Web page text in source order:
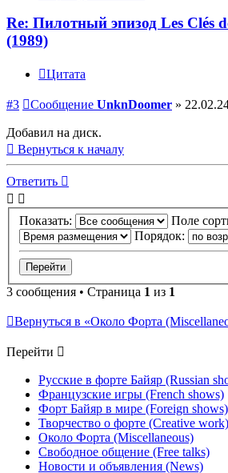
Re: Пилотный эпизод Les Clés
(1989)
Цитата
#3 Сообщение UnknDoomer »
Добавил на диск.
Вернуться к началу
Ответить
Показать:
Поле
Порядок:
3 сообщения • Страница 1 из 1
Вернуться в «Около Форта
Перейти
Русские в форте Байяр (Russian
Французские игры (French shows)
Форт Байяр в мире (Foreign shows)
Творчество о форте (Creative work)
Около Форта (Miscellaneous)
Свободное общение (Free talks)
Новости и объявления (News)